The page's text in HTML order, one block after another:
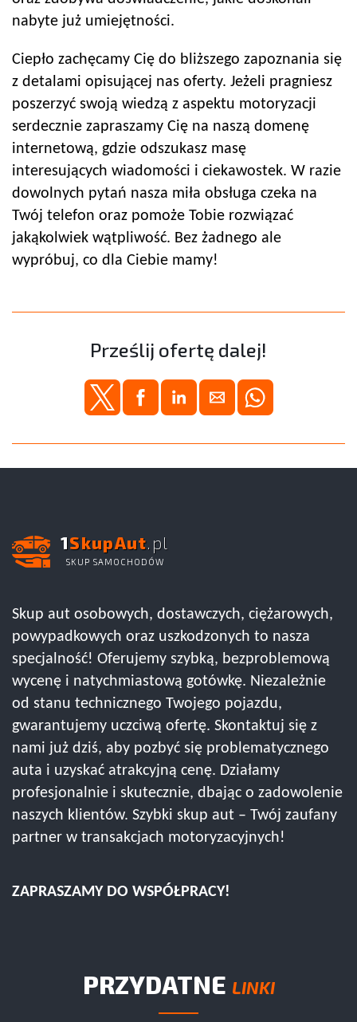
nabyte już umiejętności.
Ciepło zachęcamy Cię do bliższego zapoznania się
z detalami opisującej nas oferty. Jeżeli pragniesz
poszerzyć swoją wiedzą z aspektu motoryzacji
serdecznie zapraszamy Cię na naszą domenę
internetową, gdzie odszukasz masę
interesujących wiadomości i ciekawostek. W razie
dowolnych pytań nasza miła obsługa czeka na
Twój telefon oraz pomoże Tobie rozwiązać
jakąkolwiek wątpliwość. Bez żadnego ale
wypróbuj, co dla Ciebie mamy!
Prześlij ofertę dalej!
1SkupAut.pl
SKUP SAMOCHODÓW
Skup aut osobowych, dostawczych, ciężarowych,
powypadkowych oraz uszkodzonych to nasza
specjalność! Oferujemy szybką, bezproblemową
wycenę i natychmiastową gotówkę. Niezależnie
od stanu technicznego Twojego pojazdu,
gwarantujemy uczciwą ofertę. Skontaktuj się z
nami już dziś, aby pozbyć się problematycznego
auta i uzyskać atrakcyjną cenę. Działamy
profesjonalnie i skutecznie, dbając o zadowolenie
naszych klientów. Szybki skup aut – Twój zaufany
partner w transakcjach motoryzacyjnych!
ZAPRASZAMY DO WSPÓŁPRACY!
PRZYDATNE LINKI